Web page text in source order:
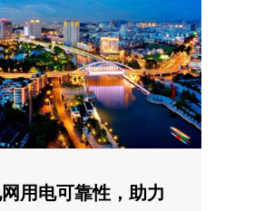
用电可靠性，助力